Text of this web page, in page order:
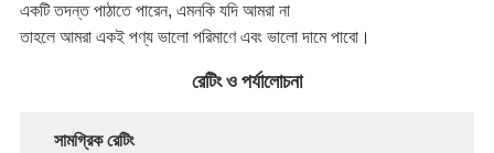
একটি তদন্ত পাঠাতে পারেন, এমনকি যদি আমরা না
তাহলে আমরা একই পণ্য ভালো পরিমাণে এবং ভালো দামে পাবো।
রেটিং ও পর্যালোচনা
সামগ্রিক রেটিং